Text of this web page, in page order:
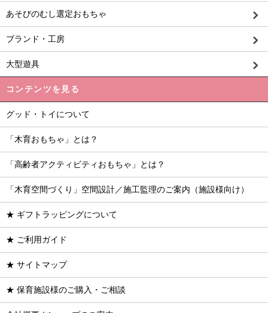
あそびのむし選定おもちゃ
ブランド・工房
大型遊具
コンテンツを見る
グッド・トイについて
「木育おもちゃ」とは？
「高齢者アクティビティおもちゃ」とは？
「木育空間づくり」空間設計／施工監理のご案内（施設様向け）
★ ギフトラッピングについて
★ ご利用ガイド
★ サイトマップ
★ 保育施設様のご購入・ご相談